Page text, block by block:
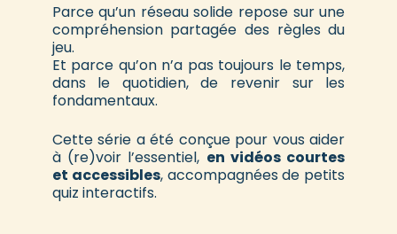
Parce qu’un réseau solide repose sur une
compréhension partagée des règles du
jeu.
Et parce qu’on n’a pas toujours le temps,
dans le quotidien, de revenir sur les
fondamentaux.
Cette série a été conçue pour vous aider
à (re)voir l’essentiel, en vidéos courtes
et accessibles, accompagnées de petits
quiz interactifs.